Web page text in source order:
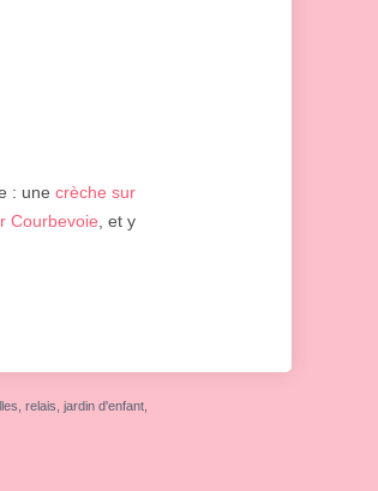
: une crèche sur
Courbevoie, et y
relais, jardin d'enfant,